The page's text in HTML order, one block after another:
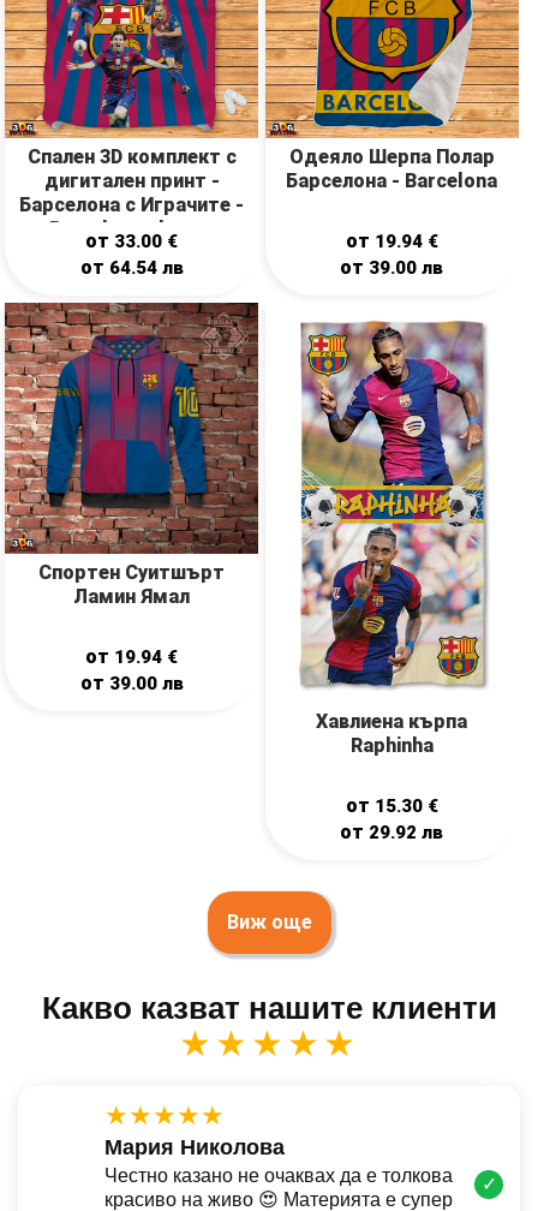
Спален 3D комплект с
дигитален принт -
Барселона с Играчите -
Barcelona players
от 33.00 €
от 64.54 лв
Одеяло Шерпа Полар
Барселона - Barcelona
от 19.94 €
от 39.00лв
Спортен Суитшърт
Ламин Ямал
от 19.94 €
от 39.00 лв
Хавлиена кърпа
Raphinha
от 15.30 €
от 29.92лв
Виж още
Какво казват нашите клиенти
★★★★★
★★★★★
Мария Николова
Честно казано не очаквах да е толкова
красиво на живо 😍 Материята е супер
✓